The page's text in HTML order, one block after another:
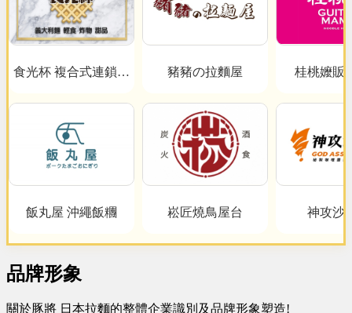
食光杯 複合式連鎖餐
飯丸屋 沖繩飯糰
豬豬の拉麵屋
崧匠燒鳥屋台
桂桃嬤販
神攻沙
品牌形象
關於豚將 日本拉麵的整體企業識別及品牌形象塑造!